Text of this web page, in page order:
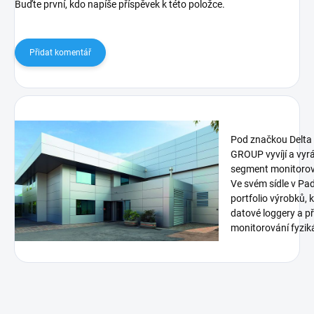
Buďte první, kdo napíše příspěvek k této položce.
Přidat komentář
Pod značkou
GROUP vyvíjí a
segment
Ve svém sídle v
portfolio výrobků,
datové loggery a
monitorování